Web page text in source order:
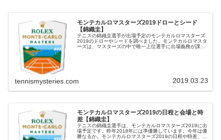
モンテカルロマスターズ2019ドローとシード
【錦織圭】
テニスの錦織圭選手が出場予定のモンテカルロマスターズ
2019のドローやシードを調べました。モンテカルロマスタ
ーズは、マスターズの中で唯一上位選手に出場義務が課せ
tennismysteries.com 2019.03.23
モンテカルロマスターズ2019の日程と会場と時
差【錦織圭】
テニスの錦織圭選手は、モンテカルロマスターズ2019に出
場予定です。昨年2018年には準優勝しています。今年は優
勝なるか。モンテカルロマスターズ2019の日程や時差、会